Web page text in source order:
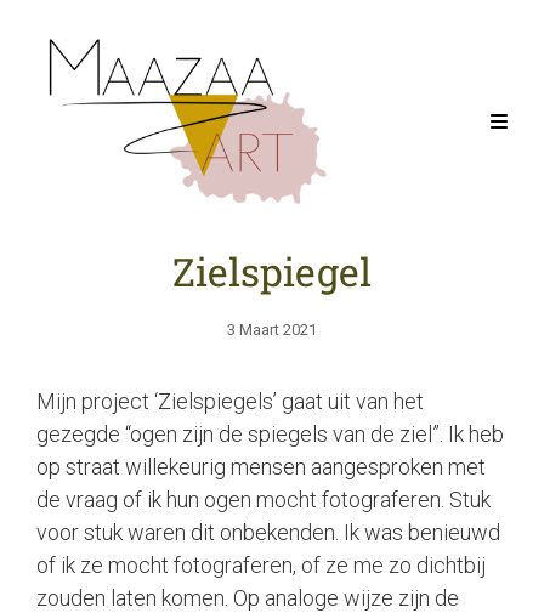
Zielspiegel
Geplaatst
3 Maart 2021
Mijn project ‘Zielspiegels’ gaat uit van het
gezegde “ogen zijn de spiegels van de ziel”. Ik heb
op straat willekeurig mensen aangesproken met
de vraag of ik hun ogen mocht fotograferen. Stuk
voor stuk waren dit onbekenden. Ik was benieuwd
of ik ze mocht fotograferen, of ze me zo dichtbij
zouden laten komen. Op analoge wijze zijn de